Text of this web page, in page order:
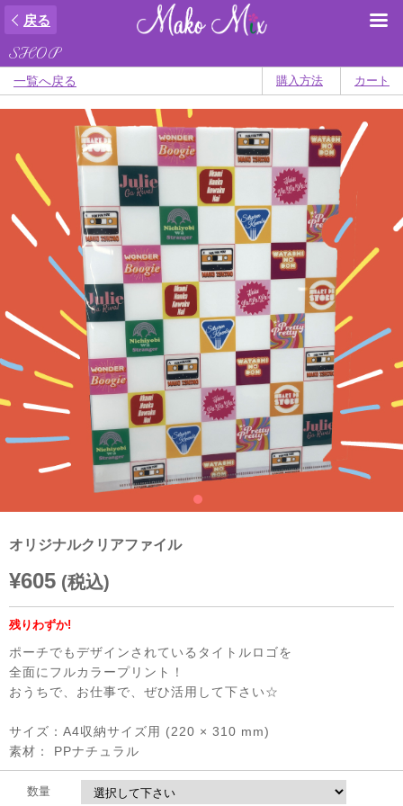
戻る
SHOP
一覧へ戻る 購入方法 カート
オリジナルクリアファイル
¥605 (税込)
残りわずか!
ポーチでもデザインされているタイトルロゴを
全面にフルカラープリント！
おうちで、お仕事で、ぜひ活用して下さい☆
サイズ：A4収納サイズ用 (220 × 310 mm)
素材： PPナチュラル
数量